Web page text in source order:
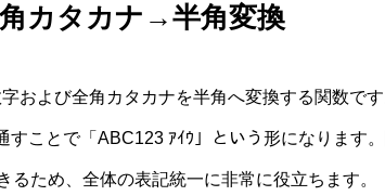
カタカナ→半角変換
および全角カタカナを半角へ変換する関数です
ことで「ABC123 ｱｲｳ」という形になります
ため、全体の表記統一に非常に役立ちます。